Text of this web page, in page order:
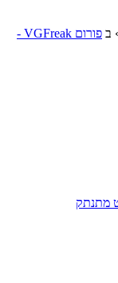
ב
פורום VGFreak -